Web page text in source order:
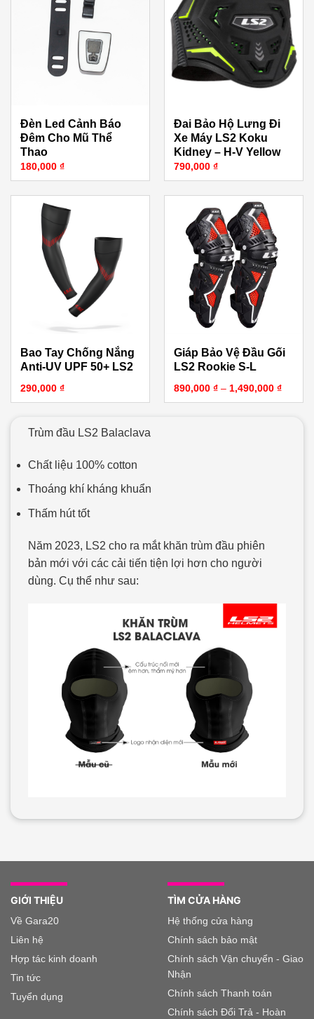
Đèn Led Cảnh Báo
Đêm Cho Mũ Thể
Thao
180,000₫
Đai Bảo Hộ Lưng Đi
Xe Máy LS2 Koku
Kidney – H-V Yellow
790,000₫
Bao Tay Chống Nắng
Anti-UV UPF 50+ LS2
290,000₫
Giáp Bảo Vệ Đầu Gối
LS2 Rookie S-L
890,000₫ – 1,490,000₫
Trùm đầu LS2 Balaclava
Chất liệu 100% cotton
Thoáng khí kháng khuẩn
Thấm hút tốt
Năm 2023, LS2 cho ra mắt khăn trùm đầu phiên
bản mới với các cải tiến tiện lợi hơn cho người
dùng. Cụ thể như sau:
GIỚI THIỆU
Về Gara20
Liên hệ
Hợp tác kinh doanh
Tin tức
Tuyển dụng
TÌM CỬA HÀNG
Hệ thống cửa hàng
Chính sách bảo mật
Chính sách Vận chuyển - Giao
Nhận
Chính sách Thanh toán
Chính sách Đổi Trả - Hoàn